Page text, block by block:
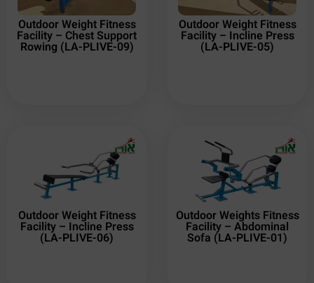
Outdoor Weight Fitness
Facility – Chest Support
Rowing (LA-PLIVE-09)
Outdoor Weight Fitness
Facility – Incline Press
(LA-PLIVE-05)
Outdoor Weight Fitness
Facility – Incline Press
(LA-PLIVE-06)
Outdoor Weights Fitness
Facility – Abdominal
Sofa (LA-PLIVE-01)